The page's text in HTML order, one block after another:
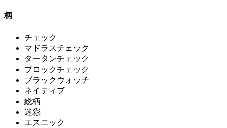
柄
チェック
マドラスチェック
タータンチェック
ブロックチェック
ブラックウォッチ
ネイティブ
総柄
迷彩
エスニック